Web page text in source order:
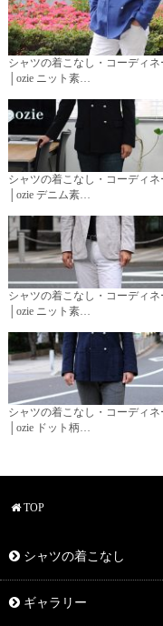
シャツの着こなし・コーディネ
│ozie ニット素…
シャツの着こなし・コーディネ
│ozie デニム素…
シャツの着こなし・コーディネ
│ozie ニット素…
シャツの着こなし・コーディネ
│ozie ドット柄…
TOP
シャツの着こなし
ギャラリー